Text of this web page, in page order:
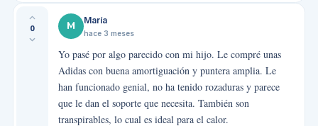
0 M María
hace 3 meses
Yo pasé por algo parecido con mi hijo. Le compré unas
Adidas con buena amortiguación y puntera amplia. Le
han funcionado genial, no ha tenido rozaduras y parece
que le dan el soporte que necesita. También son
transpirables, lo cual es ideal para el calor.